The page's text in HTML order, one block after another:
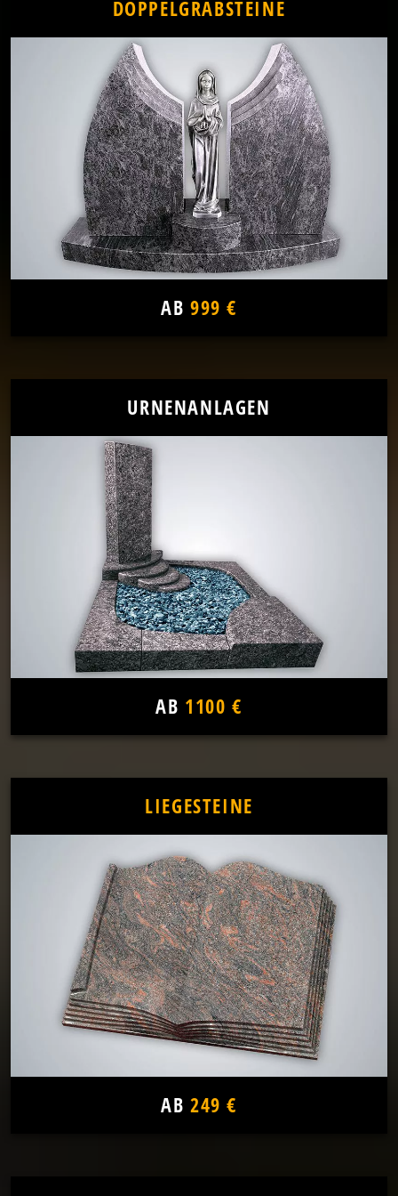
DOPPELGRABSTEINE
AB 999 €
URNENANLAGEN
AB 1100 €
LIEGESTEINE
AB 249 €